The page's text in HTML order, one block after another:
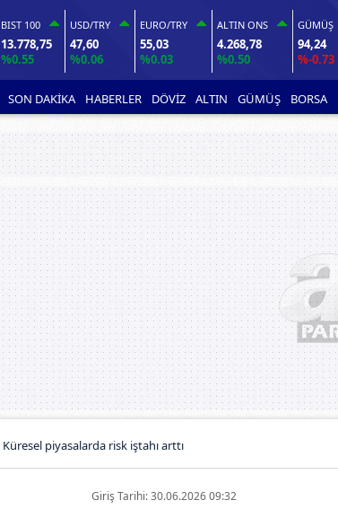
BIST 100
13.778,75
%0.55
USD/TRY
47,60
%0.06
EURO/TRY
55,03
%0.03
ALTIN ONS
4.268,78
%0.50
GÜMÜŞ
94,24
%-0.73
SON DAKİKA HABERLER DÖVİZ ALTIN GÜMÜŞ BORSA
Küresel piyasalarda risk iştahı arttı
Giriş Tarihi: 30.06.2026 09:32